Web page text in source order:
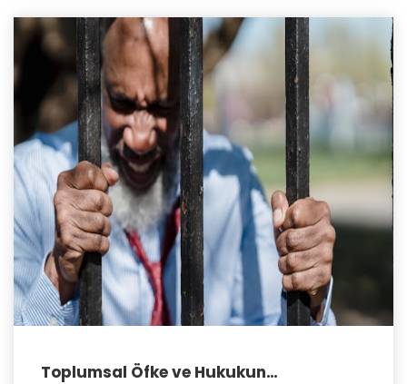
Toplumsal Öfke ve Hukukun